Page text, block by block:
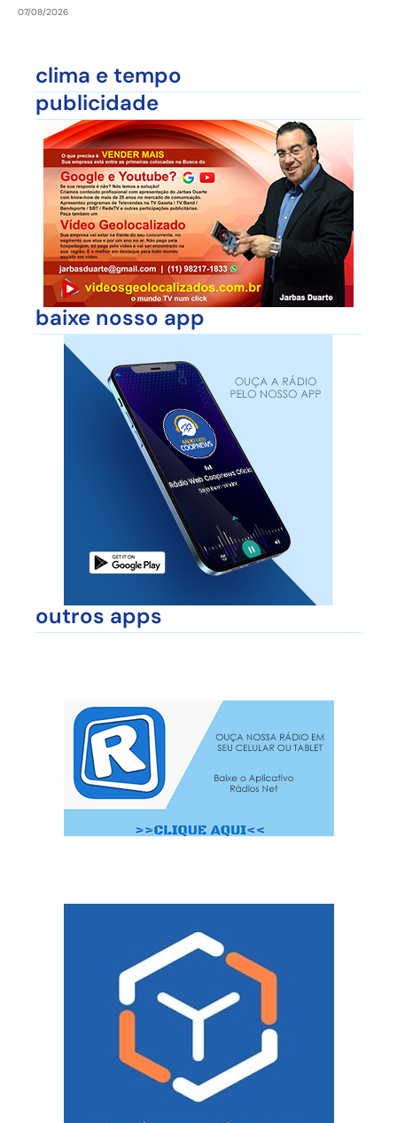
07/08/2026
clima e tempo
publicidade
baixe nosso app
outros apps